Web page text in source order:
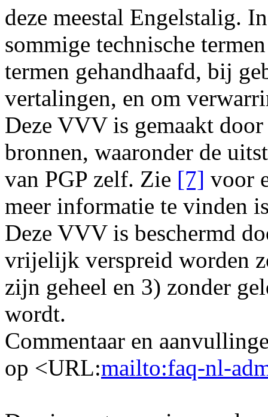
deze meestal Engelstalig.
sommige technische
termen gehandhaafd, bij
vertalingen, en om
Deze VVV is gemaakt
bronnen, waaronder de
van PGP zelf. Zie [7] voor
meer informatie te vinden
Deze VVV is beschermd
vrijelijk verspreid worden
zijn geheel en 3) zonder
wordt.
Commentaar en
op <URL:mailto:faq-nl-